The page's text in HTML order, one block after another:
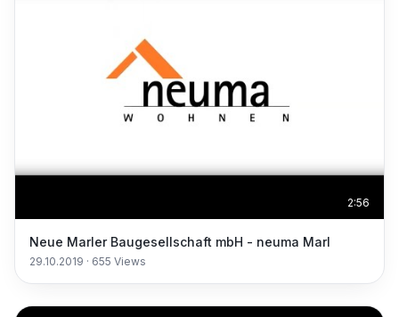
2:56
Neue Marler Baugesellschaft mbH - neuma Marl
29.10.2019 · 655 Views